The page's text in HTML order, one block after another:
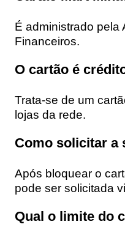
É administrado pela
Financeiros.
O cartão é
Trata-se de um
lojas da rede.
Como solicitar a
Após bloquear o
pode ser solicitada
Qual o limite do